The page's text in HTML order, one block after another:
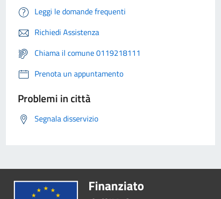
Leggi le domande frequenti
Richiedi Assistenza
Chiama il comune 0119218111
Prenota un appuntamento
Problemi in città
Segnala disservizio